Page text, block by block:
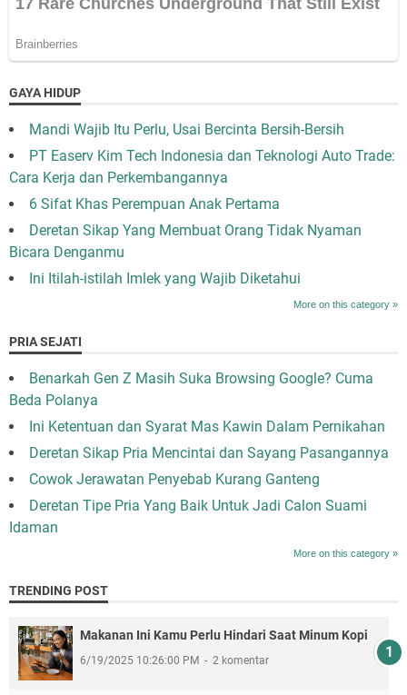
GAYA HIDUP
Mandi Wajib Itu Perlu, Usai Bercinta Bersih-Bersih
PT Easerv Kim Tech Indonesia dan Teknologi Auto Trade:
Cara Kerja dan Perkembangannya
6 Sifat Khas Perempuan Anak Pertama
Deretan Sikap Yang Membuat Orang Tidak Nyaman
Bicara Denganmu
Ini Itilah-istilah Imlek yang Wajib Diketahui
More on this category »
PRIA SEJATI
Benarkah Gen Z Masih Suka Browsing Google? Cuma
Beda Polanya
Ini Ketentuan dan Syarat Mas Kawin Dalam Pernikahan
Deretan Sikap Pria Mencintai dan Sayang Pasangannya
Cowok Jerawatan Penyebab Kurang Ganteng
Deretan Tipe Pria Yang Baik Untuk Jadi Calon Suami
Idaman
More on this category »
TRENDING POST
Makanan Ini Kamu Perlu Hindari Saat Minum Kopi
6/19/2025 10:26:00 PM 2 komentar